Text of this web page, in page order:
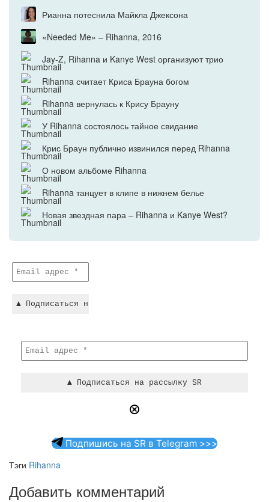
Рианна потеснила Майкла Джексона
«Needed Me» – Rihanna, 2016
Jay-Z, Rihanna и Kanye West организуют трио
Rihanna считает Криса Брауна богом
Rihanna вернулась к Крису Брауну
У Rihanna состоялось тайное свидание
Крис Браун публично извинился перед Rihanna
О новом альбоме Rihanna
Rihanna танцует в клипе в нижнем белье
Новая звездная пара – Rihanna и Kanye West?
Подпишись на SR в Telegram >>>
Тэги Rihanna
Добавить комментарий